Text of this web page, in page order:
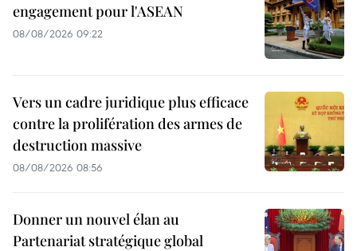
engagement pour l'ASEAN
08/08/2026 09:22
Vers un cadre juridique plus efficace
contre la prolifération des armes de
destruction massive
08/08/2026 08:56
Donner un nouvel élan au
Partenariat stratégique global